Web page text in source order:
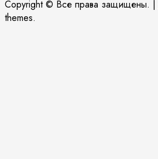
Copyright © Все права защищены. |
themes.